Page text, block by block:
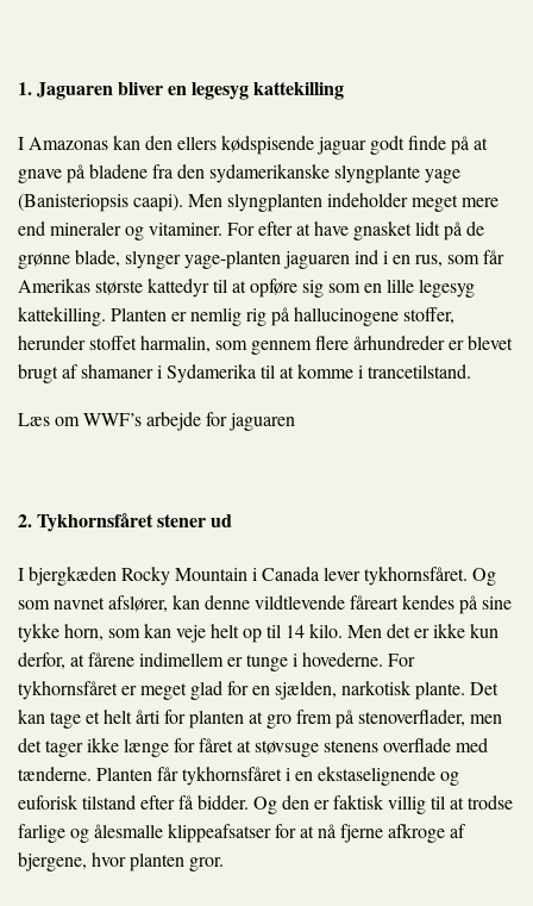
1. Jaguaren bliver en legesyg kattekilling
I Amazonas kan den ellers kødspisende jaguar godt finde på at
gnave på bladene fra den sydamerikanske slyngplante yage
(Banisteriopsis caapi). Men slyngplanten indeholder meget mere
end mineraler og vitaminer. For efter at have gnasket lidt på de
grønne blade, slynger yage-planten jaguaren ind i en rus, som får
Amerikas største kattedyr til at opføre sig som en lille legesyg
kattekilling. Planten er nemlig rig på hallucinogene stoffer,
herunder stoffet harmalin, som gennem flere århundreder er blevet
brugt af shamaner i Sydamerika til at komme i trancetilstand.
Læs om WWF’s arbejde for jaguaren
2. Tykhornsfåret stener ud
I bjergkæden Rocky Mountain i Canada lever tykhornsfåret. Og
som navnet afslører, kan denne vildtlevende fåreart kendes på sine
tykke horn, som kan veje helt op til 14 kilo. Men det er ikke kun
derfor, at fårene indimellem er tunge i hovederne. For
tykhornsfåret er meget glad for en sjælden, narkotisk plante. Det
kan tage et helt årti for planten at gro frem på stenoverflader, men
det tager ikke længe for fåret at støvsuge stenens overflade med
tænderne. Planten får tykhornsfåret i en ekstaselignende og
euforisk tilstand efter få bidder. Og den er faktisk villig til at trodse
farlige og ålesmalle klippeafsatser for at nå fjerne afkroge af
bjergene, hvor planten gror.